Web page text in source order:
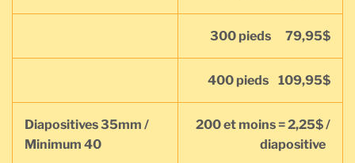
300 pieds 79,95$
400 pieds 109,95$
Diapositives 35mm /
Minimum 40
200 et moins = 2,25$ /
diapositive